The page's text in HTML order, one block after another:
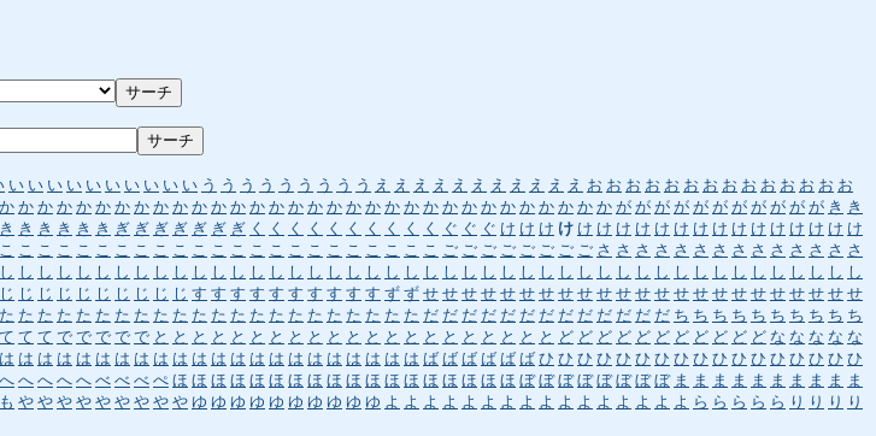
い い い い い い い い い い う う う う う う う う う え え え え え え え え え え え お お お お お お お お お お お お お お
か か か か か か か か か か か か か か か か か か か か か か か か か か か か か か か か が が が が が が が が が が が き き
き き き き き き ぎ ぎ ぎ ぎ ぎ ぎ ぎ く く く く く く く く く く ぐ ぐ ぐ け け け け け け け け け け け け け け け け け け け
こ こ こ こ こ こ こ こ こ こ こ こ こ こ こ こ こ こ こ こ こ こ こ ご ご ご ご ご ご ご ご さ さ さ さ さ さ さ さ さ さ さ さ さ さ
し し し し し し し し し し し し し し し し し し し し し し し し し し し し し し し し し し し し し し し し し し し し し
じ じ じ じ じ じ じ じ じ じ す す す す す す す す す す ず ず せ せ せ せ せ せ せ せ せ せ せ せ せ せ せ せ せ せ せ せ せ せ せ
た た た た た た た た た た た た た た た た た た た た た た だ だ だ だ だ だ だ だ だ だ だ だ だ ち ち ち ち ち ち ち ち ち ち
て て て で で で で で と と と と と と と と と と と と と と と と と と と と と ど ど ど ど ど ど ど ど ど ど ど な な な な な
は は は は は は は は は は は は は は は は は は は は は は ば ば ば ば ば ば ひ ひ ひ ひ ひ ひ ひ ひ ひ ひ ひ ひ ひ ひ ひ ひ ひ
へ へ へ へ へ べ べ べ ぺ ほ ほ ほ ほ ほ ほ ほ ほ ほ ほ ほ ほ ほ ほ ほ ほ ほ ほ ぼ ぼ ぼ ぼ ぼ ぼ ぼ ぼ ま ま ま ま ま ま ま ま ま ま
も や や や や や や や や や ゆ ゆ ゆ ゆ ゆ ゆ ゆ ゆ ゆ ゆ よ よ よ よ よ よ よ よ よ よ よ よ よ よ よ よ ら ら ら ら ら り り り り